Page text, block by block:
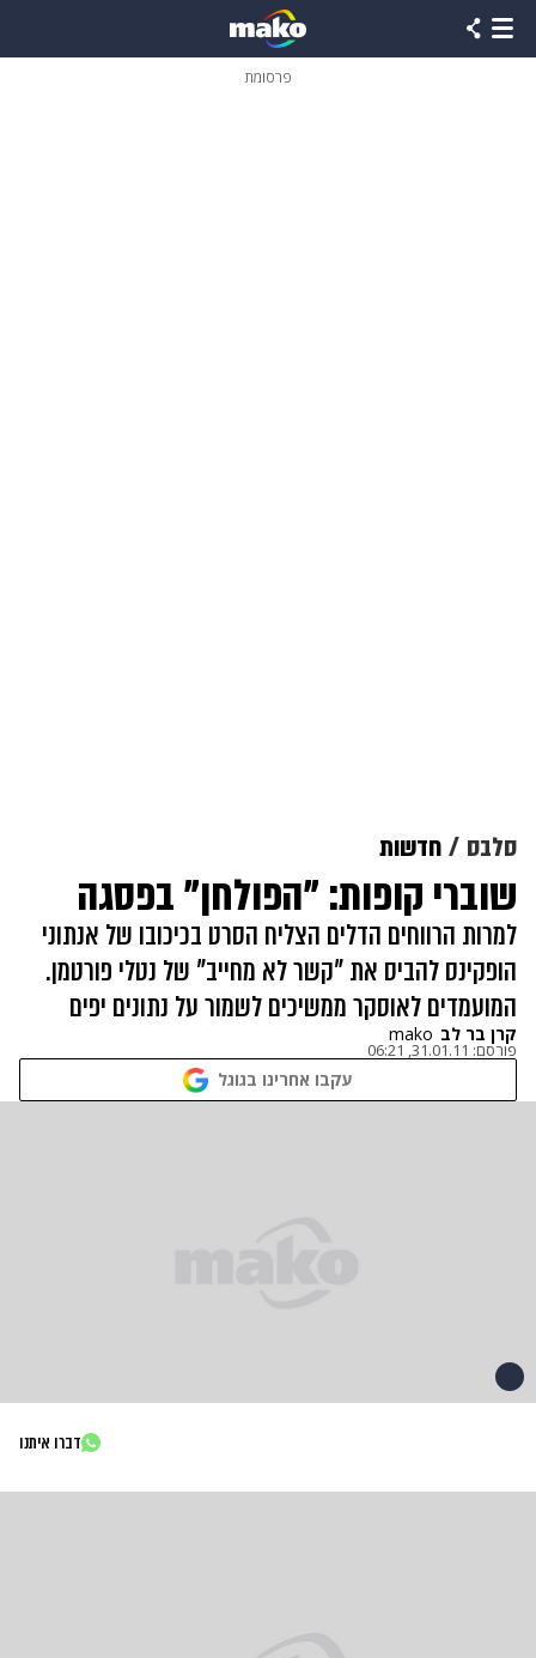
פרסומת
סלבס חדשות
שוברי קופות: "הפולחן" בפסגה
למרות הרווחים הדלים הצליח הסרט בכיכובו של אנתוני
הופקינס להביס את "קשר לא מחייב" של נטלי פורטמן.
המועמדים לאוסקר ממשיכים לשמור על נתונים יפים
קרן בר לב mako
פורסם: 31.01.11, 06:21
עקבו אחרינו בגוגל
דברו איתנו